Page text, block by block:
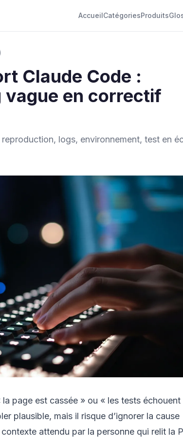
AccueilCatégoriesProduits
Claude Code :
en correctif
logs, environnement, test en
page est cassée » ou « les tests échouent
plausible, mais il risque d’ignorer la cause
attendu par la personne qui relit la